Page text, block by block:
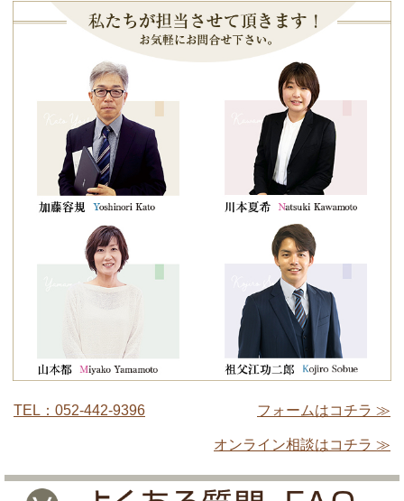
TEL：052-442-9396 フォームはコチラ ≫
オンライン相談はコチラ ≫